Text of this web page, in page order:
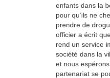
enfants dans la
pour qu’ils ne
prendre de
officier a écrit
rend un service
société dans la
et nous
partenariat se